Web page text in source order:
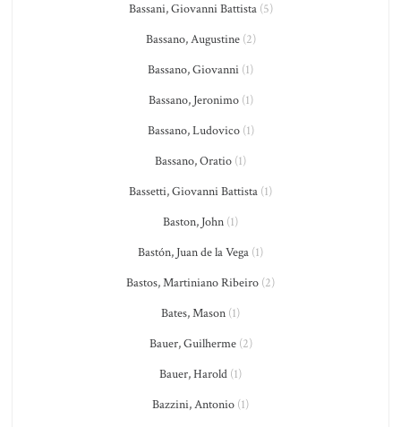
Bassani, Giovanni Battista(5)
Bassano, Augustine(2)
Bassano, Giovanni (1)
Bassano, Jeronimo(1)
Bassano, Ludovico(1)
Bassano, Oratio (1)
Bassetti, Giovanni Battista (1)
Baston, John (1)
Bastón, Juan de la Vega (1)
Bastos, Martiniano Ribeiro (2)
Bates, Mason (1)
Bauer, Guilherme(2)
Bauer, Harold (1)
Bazzini, Antonio (1)